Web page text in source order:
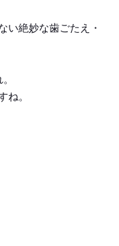
い絶妙な歯ごたえ・
ね。